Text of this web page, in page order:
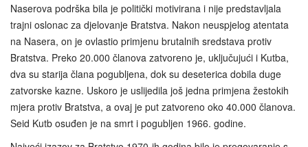
Naserova podrška bila je politički motivirana i nije predstavljala
trajni oslonac za djelovanje Bratstva. Nakon neuspjelog atentata
na Nasera, on je ovlastio primjenu brutalnih sredstava protiv
Bratstva. Preko 20.000 članova zatvoreno je, uključujući i Kutba,
dva su starija člana pogubljena, dok su deseterica dobila duge
zatvorske kazne. Uskoro je uslijedila još jedna primjena žestokih
mjera protiv Bratstva, a ovaj je put zatvoreno oko 40.000 članova.
Seid Kutb osuđen je na smrt i pogubljen 1966. godine.